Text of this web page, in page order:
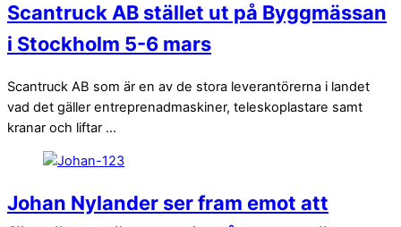
Scantruck AB stället ut på Byggmässan
i Stockholm 5-6 mars
Scantruck AB som är en av de stora leverantörerna i landet
vad det gäller entreprenadmaskiner, teleskoplastare samt
kranar och liftar ...
Johan Nylander ser fram emot att